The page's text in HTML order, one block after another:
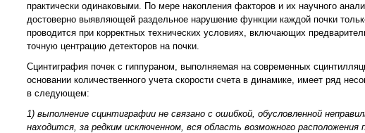
практически одинаковыми. По мере накопления факторов и их научного
достоверно выявляющей раздельное нарушение функции каждой почки
проводится при корректных технических условиях, включающих
точную центрацию детекторов на почки.
Сцинтиграфия почек с гиппураном, выполняемая на современных
основании количественного учета скорости счета в динамике, имеет ряд
в следующем:
1) выполнение сцинтиграфии не связано с ошибкой, обусловленной
находится, за редким исключенном, вся область возможного расположения